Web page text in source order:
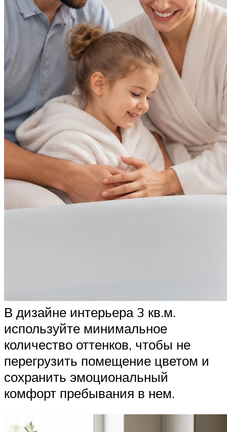
В дизайне интерьера 3 кв.м.
используйте минимальное
количество оттенков, чтобы не
перегрузить помещение цветом и
сохранить эмоциональный
комфорт пребывания в нем.